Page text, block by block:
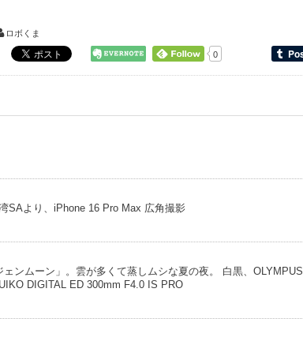
ロボくま
0
SAより、iPhone 16 Pro Max 広角撮影
ンムーン」。雲が多くて蒸しムシな夏の夜。 白黒、OLYMPUS
DIGITAL ED 300mm F4.0 IS PRO